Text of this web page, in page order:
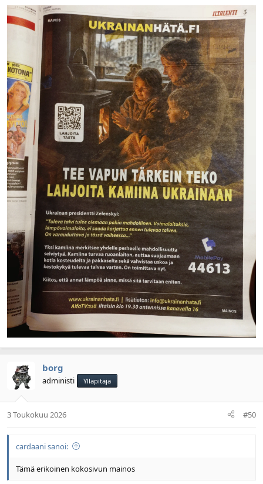
borg
administi Ylläpitäjä
3 Toukokuu 2026 #50
cardaani sanoi:
Tämä erikoinen kokosivun mainos